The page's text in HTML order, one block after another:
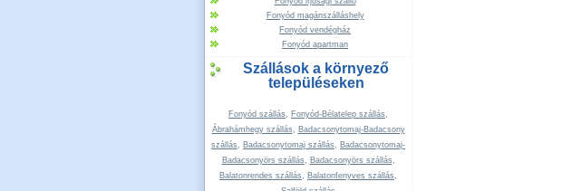
Fonyód magánszálláshely
Fonyód vendégház
Fonyód apartman
Szállások a környező
településeken
Fonyód szállás, Fonyód-Bélatelep szállás,
Ábrahámhegy szállás, Badacsonytomaj-Badacsony
szállás, Badacsonytomaj szállás, Badacsonytomaj-
Badacsonyörs szállás, Badacsonyörs szállás,
Balatonrendes szállás, Balatonfenyves szállás,